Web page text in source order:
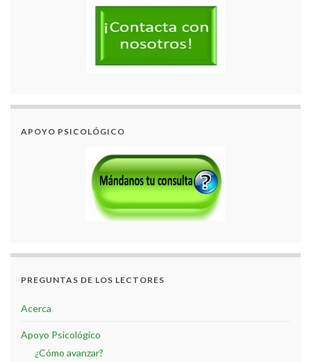
APOYO PSICOLÓGICO
PREGUNTAS DE LOS LECTORES
Acerca
Apoyo Psicológico
¿Cómo avanzar?